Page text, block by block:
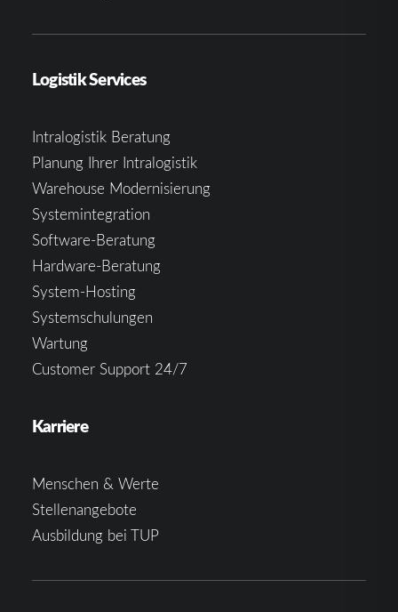
Logistik Services
Intralogistik Beratung
Planung Ihrer Intralogistik
Warehouse Modernisierung
Systemintegration
Software-Beratung
Hardware-Beratung
System-Hosting
Systemschulungen
Wartung
Customer Support 24/7
Karriere
Menschen & Werte
Stellenangebote
Ausbildung bei TUP